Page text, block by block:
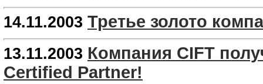
14.11.2003 Третье золото
13.11.2003 Компания CIFT
Certified Partner!